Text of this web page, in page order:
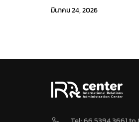
มีนาคม 24, 2026